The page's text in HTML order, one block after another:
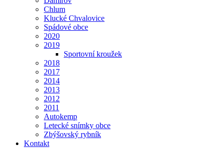
Chlum
Klucké Chvalovice
Spádové obce
2020
2019
Sportovní kroužek
2018
2017
2014
2013
2012
2011
Autokemp
Letecké snímky obce
Zbýšovský rybník
Kontakt